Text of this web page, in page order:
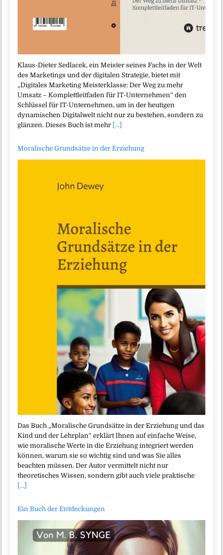
Klaus-Dieter Sedlacek, ein Meister seines Fachs in der Welt
des Marketings und der digitalen Strategie, bietet mit
„Digitales Marketing Meisterklasse: Der Weg zu mehr
Umsatz – Komplettleitfaden für IT-Unternehmen“ den
Schlüssel für IT-Unternehmen, um in der heutigen
dynamischen Digitalwelt nicht nur zu bestehen, sondern zu
glänzen. Dieses Buch ist mehr [...]
Moralische Grundsätze in der Erziehung
Das Buch „Moralische Grundsätze in der Erziehung und das
Kind und der Lehrplan“ erklärt Ihnen auf einfache Weise,
wie moralische Werte in die Erziehung integriert werden
können, warum sie so wichtig sind und was Sie alles
beachten müssen. Der Autor vermittelt nicht nur
theoretisches Wissen, sondern gibt auch viele praktische
[...]
Ein Buch der Entdeckungen